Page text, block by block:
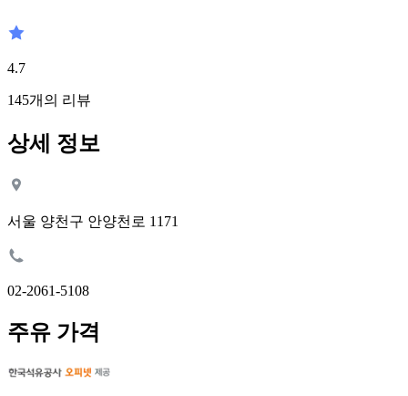
4.7
145개의 리뷰
상세 정보
서울 양천구 안양천로 1171
02-2061-5108
주유 가격